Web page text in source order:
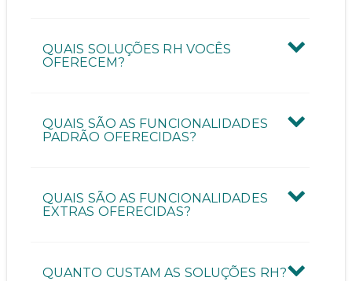
ENVIAR CONTATO
QUAIS SOLUÇÕES RH VOCÊS
OFERECEM?
QUAIS SÃO AS FUNCIONALIDADES
PADRÃO OFERECIDAS?
QUAIS SÃO AS FUNCIONALIDADES
EXTRAS OFERECIDAS?
QUANTO CUSTAM AS SOLUÇÕES RH?